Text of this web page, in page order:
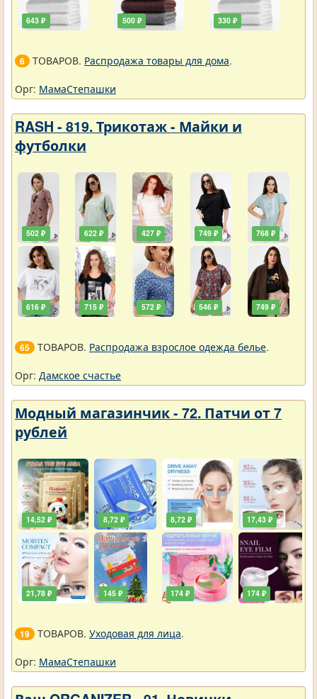
643 ₽ 500 ₽ 330 ₽
6 ТОВАРОВ. Распродажа товары для дома.
Орг: МамаСтепашки
RASH - 819. Трикотаж - Майки и
футболки
502 ₽
616 ₽
622 ₽
715 ₽
427 ₽
572 ₽
749 ₽
546 ₽
768 ₽
749 ₽
65 ТОВАРОВ. Распродажа взрослое одежда белье.
Орг: Дамское счастье
Модный магазинчик - 72. Патчи от 7
рублей
14,52 ₽
21,78 ₽
8,72 ₽
145 ₽
8,72 ₽
174 ₽
17,43 ₽
174 ₽
19 ТОВАРОВ. Уходовая для лица.
Орг: МамаСтепашки